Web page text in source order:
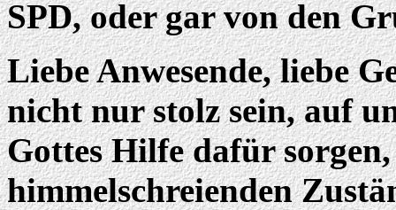
SPD, oder gar von den
Liebe Anwesende, liebe
nicht nur stolz sein, auf
Gottes Hilfe dafür sorgen,
himmelschreienden